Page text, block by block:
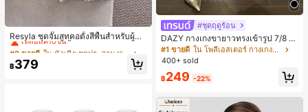
Resyla ชุดจั๊มสูทคอตั้งสีพื้นสำหรับผู้ห
ญิงและกระโปรงสั้นชายระบายลายจุด 2
ชิ้น
ใน นัวเนีย ชุดประสานงานสตรี
เหลือแค่10ชิ้น
#2 ขายดี
เหลือแค่10ชิ้น
#2 ขายดี
เหลือแค่10ชิ้น
#2 ขายดี
฿379
#ชุดฤดูร้อน
DAZY กางเกงขายาวทรงเข้ารูป 7/8 ส่
วนสำหรับผู้หญิง กางเกงลำลอง กางเกง
เดรสผู้หญิง
#1 ขายดี
ใน โพลีเอสเตอร์ กางเกงผู้หญิง
400+ sold
฿249 -22%